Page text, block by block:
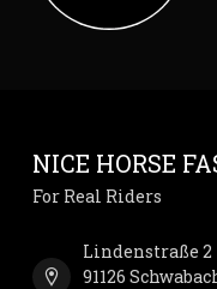
NICE HORSE
For Real Riders
Lindenstraße 2
91126